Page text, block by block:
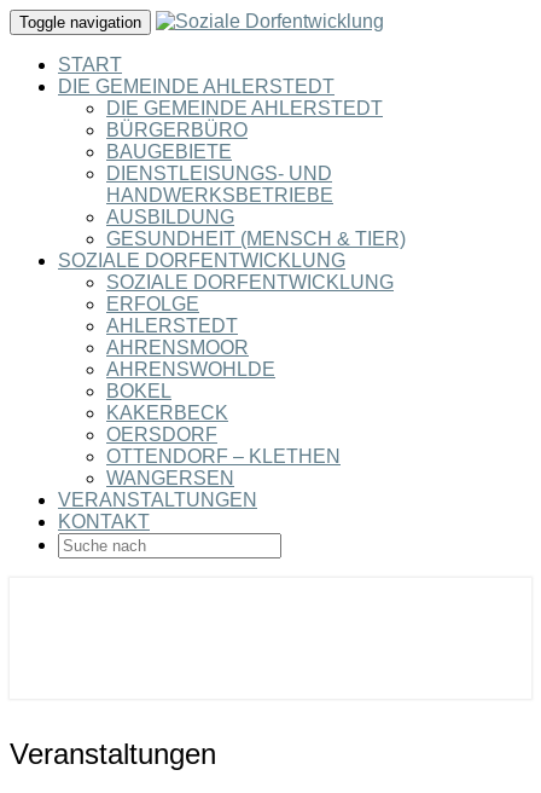
Toggle navigation
START
DIE GEMEINDE AHLERSTEDT
DIE GEMEINDE AHLERSTEDT
BÜRGERBÜRO
BAUGEBIETE
DIENSTLEISUNGS- UND
HANDWERKSBETRIEBE
AUSBILDUNG
GESUNDHEIT (MENSCH & TIER)
SOZIALE DORFENTWICKLUNG
SOZIALE DORFENTWICKLUNG
ERFOLGE
AHLERSTEDT
AHRENSMOOR
AHRENSWOHLDE
BOKEL
KAKERBECK
OERSDORF
OTTENDORF – KLETHEN
WANGERSEN
VERANSTALTUNGEN
KONTAKT
SEARCH
ICON
Veranstaltungen
Veranstaltungen